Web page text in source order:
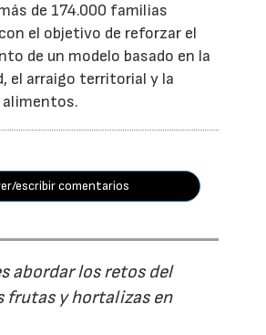
de 174.000 familias
el objetivo de reforzar el
de un modelo basado en la
el arraigo territorial y la
alimentos.
escribir comentarios
abordar los retos del
frutas y hortalizas en